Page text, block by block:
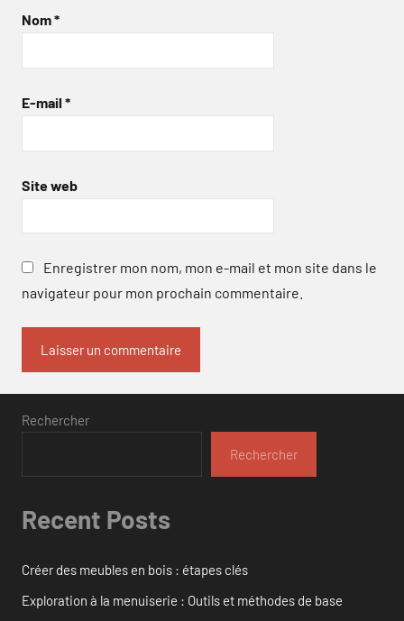
Nom*
E-mail *
Site web
Enregistrer mon nom, mon e-mail et mon site dans le
navigateur pour mon prochain commentaire.
Rechercher
Rechercher
Recent Posts
Créer des meubles en bois : étapes clés
Exploration à la menuiserie : Outils et méthodes de base